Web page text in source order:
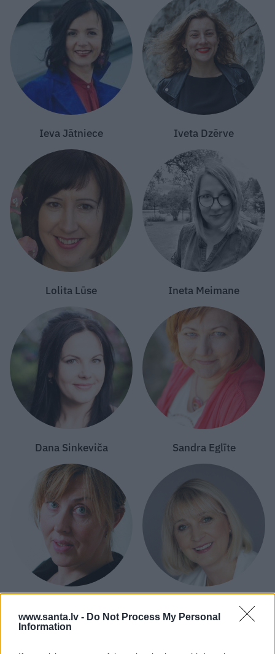
www.santa.lv - Do Not Process My Personal
Information
Ieva Jātniece Iveta Dzērve
Lolita Lūse Ineta Meimane
Dana Sinkeviča Sandra Eglīte